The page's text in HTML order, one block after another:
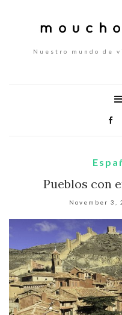
Nuestro mundo de
Pueblos con
November 3,